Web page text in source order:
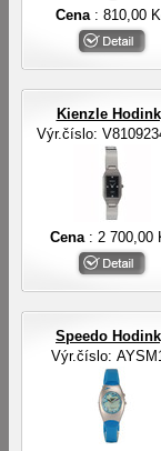
Cena : 810,00
Kienzle
Výr.číslo:
Cena : 2 700,00
Speedo
Výr.číslo: